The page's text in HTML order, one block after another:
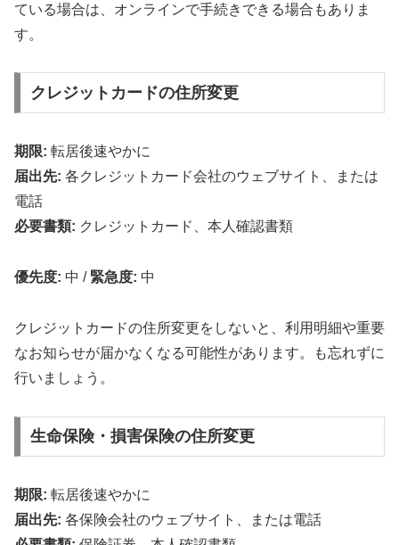
ている場合は、オンラインで手続きできる場合もありま
す。
クレジットカードの住所変更
期限: 転居後速やかに
届出先: 各クレジットカード会社のウェブサイト、または
電話
必要書類: クレジットカード、本人確認書類
優先度: 中 / 緊急度: 中
クレジットカードの住所変更をしないと、利用明細や重要
なお知らせが届かなくなる可能性があります。も忘れずに
行いましょう。
生命保険・損害保険の住所変更
期限: 転居後速やかに
届出先: 各保険会社のウェブサイト、または電話